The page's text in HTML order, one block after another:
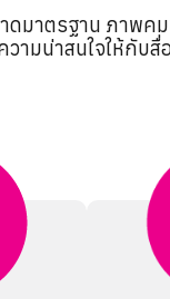
มาตรฐาน ภาพคม
วามน่าสนใจให้กับ